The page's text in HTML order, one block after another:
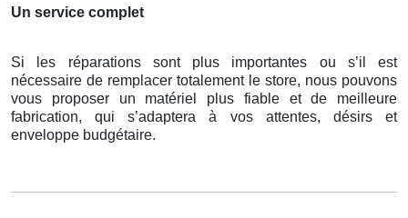
Un service complet
Si les réparations sont plus importantes ou s’il est
nécessaire de remplacer totalement le store, nous pouvons
vous proposer un matériel plus fiable et de meilleure
fabrication, qui s’adaptera à vos attentes, désirs et
enveloppe budgétaire.